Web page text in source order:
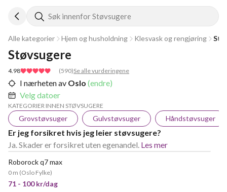
Søk innenfor Støvsugere
Alle kategorier Hjem og husholdning Klesvask og rengjøring
4.98 (590)Se alle vurderingene
Støvsugere
I nærheten av Oslo (endre)
Velg datoer
KATEGORIER INNEN STØVSUGERE
Grovstøvsuger Gulvstøvsuger Håndstøvsuger
Er jeg forsikret hvis jeg leier støvsugere?
Ja. Skader er forsikret uten egenandel. Les mer
Roborock q7 max
0 m (Oslo Fylke)
71 - 100 kr/dag